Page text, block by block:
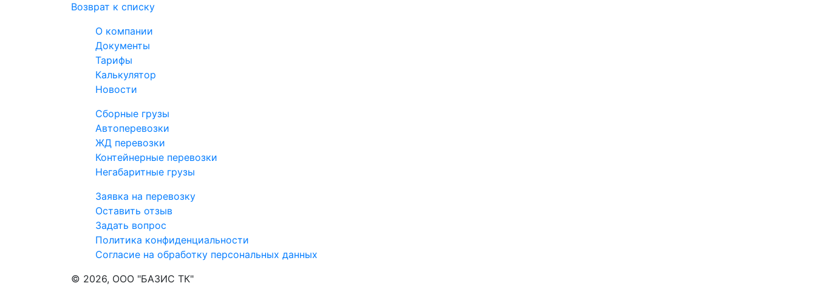
Возврат к списку
О компании
Документы
Тарифы
Калькулятор
Новости
Сборные грузы
Автоперевозки
ЖД перевозки
Контейнерные перевозки
Негабаритные грузы
Заявка на перевозку
Оставить отзыв
Задать вопроc
Политика конфиденциальности
Согласие на обработку персональных данных
© 2026, ООО "БАЗИС ТК"